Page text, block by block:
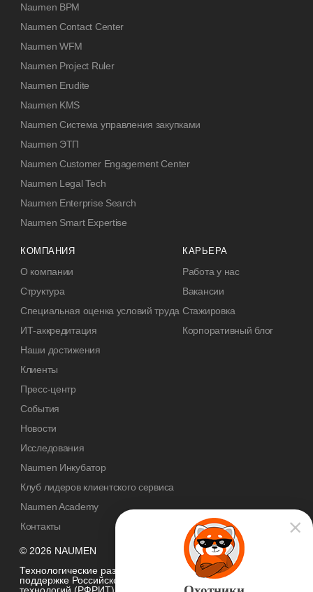
© 2026 NAUMEN
Технологические разработки осуществляются при грантовой
поддержке Российского фонда развития информационных
Naumen BPM
Naumen Contact Center
Naumen WFM
Naumen Project Ruler
Naumen Erudite
Naumen KMS
Naumen Система управления закупками
Naumen ЭТП
Naumen Customer Engagement Center
Naumen Legal Tech
Naumen Enterprise Search
Naumen Smart Expertise
КОМПАНИЯ
О компании
Структура
Специальная оценка условий труда
ИТ-аккредитация
Наши достижения
Клиенты
Пресс-центр
События
Новости
Исследования
Naumen Инкубатор
Клуб лидеров клиентского сервиса
Naumen Academy
Контакты
КАРЬЕРА
Работа у нас
Вакансии
Стажировка
Корпоративный блог